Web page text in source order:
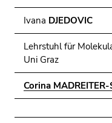
Ivana DJEDOVIC
Lehrstuhl für
Uni Graz
Corina